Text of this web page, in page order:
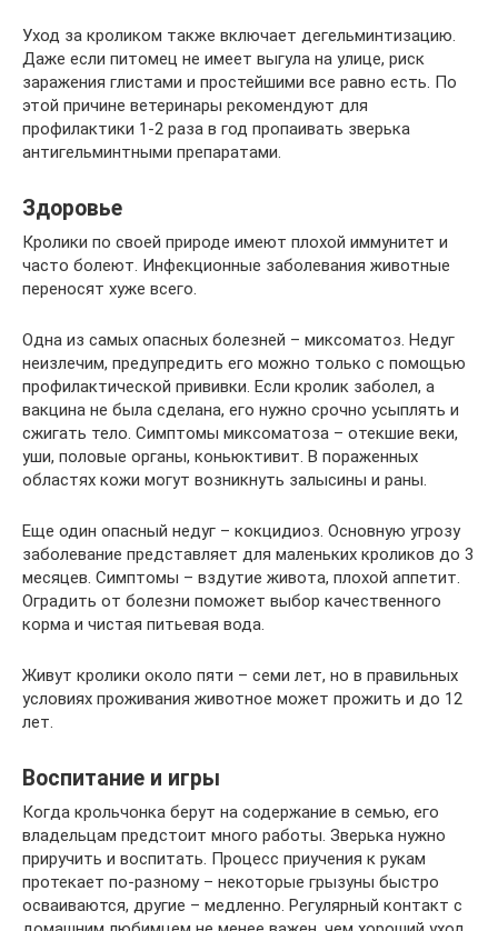
Уход за кроликом также включает дегельминтизацию.
Даже если питомец не имеет выгула на улице, риск
заражения глистами и простейшими все равно есть. По
этой причине ветеринары рекомендуют для
профилактики 1-2 раза в год пропаивать зверька
антигельминтными препаратами.
Здоровье
Кролики по своей природе имеют плохой иммунитет и
часто болеют. Инфекционные заболевания животные
переносят хуже всего.
Одна из самых опасных болезней – миксоматоз. Недуг
неизлечим, предупредить его можно только с помощью
профилактической прививки. Если кролик заболел, а
вакцина не была сделана, его нужно срочно усыплять и
сжигать тело. Симптомы миксоматоза – отекшие веки,
уши, половые органы, коньюктивит. В пораженных
областях кожи могут возникнуть залысины и раны.
Еще один опасный недуг – кокцидиоз. Основную угрозу
заболевание представляет для маленьких кроликов до 3
месяцев. Симптомы – вздутие живота, плохой аппетит.
Оградить от болезни поможет выбор качественного
корма и чистая питьевая вода.
Живут кролики около пяти – семи лет, но в правильных
условиях проживания животное может прожить и до 12
лет.
Воспитание и игры
Когда крольчонка берут на содержание в семью, его
владельцам предстоит много работы. Зверька нужно
приручить и воспитать. Процесс приучения к рукам
протекает по-разному – некоторые грызуны быстро
осваиваются, другие – медленно. Регулярный контакт с